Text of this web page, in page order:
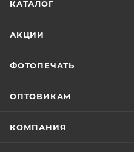
КАТАЛОГ
АКЦИИ
ФОТОПЕЧАТЬ
ОПТОВИКАМ
КОМПАНИЯ